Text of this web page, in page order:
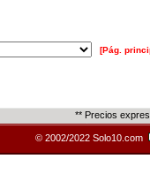
[Pág.
** Precios
© 2002/2022 Solo10.com